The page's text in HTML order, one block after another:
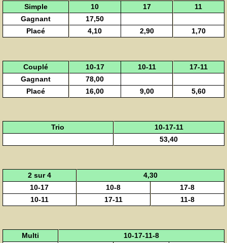
Simple 10 17
11
Gagnant
17,50
Placé
4,10 2,90 1,70
Couplé 10-17 10-11
17-11
Gagnant
78,00
Placé
16,00 9,00 5,60
Trio
10-17-11
53,40
2 sur 4
4,30
10-17
10-8
17-8
10-11
17-11 11-8
Multi
10-17-11-8